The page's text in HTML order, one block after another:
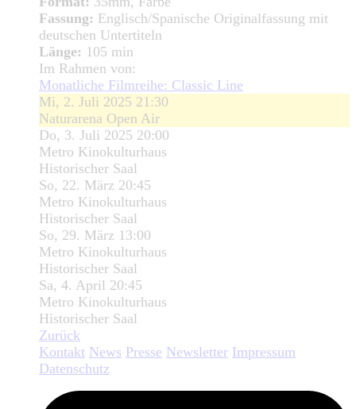
Fassung: Englisch/Spanische Originalfassung mit
deutschen Untertiteln
Länge: 105 min
Im Rahmen von:
Monatliche Filmreihe: Classic Line
Mi, 2. Juli 2025 21:30
Naturarena Open Air
Do, 3. Juli 2025 20:00
Metro Kinokulturhaus
Historischer Saal
So, 22. März 20:45
Metro Kinokulturhaus
Historischer Saal
So, 29. März 13:00
Metro Kinokulturhaus
Historischer Saal
Sa, 4. April 20:45
Metro Kinokulturhaus
Historischer Saal
Zurück
Kontakt News Presse Newsletter Impressum
Datenschutz